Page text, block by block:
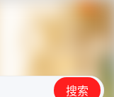
搜索
搜索